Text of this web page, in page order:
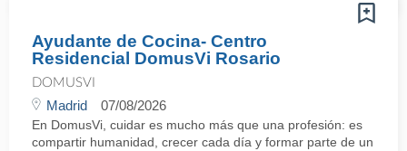
Ayudante de Cocina- Centro
Residencial DomusVi Rosario
DOMUSVI
Madrid 07/08/2026
En DomusVi, cuidar es mucho más que una profesión: es
compartir humanidad, crecer cada día y formar parte de un